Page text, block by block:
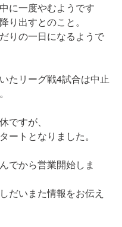
に一度やむようです
り出すとのこと。
りの一日になるようで
たリーグ戦4試合は中止
ですが、
ートとなりました。
でから営業開始しま
だいまた情報をお伝え